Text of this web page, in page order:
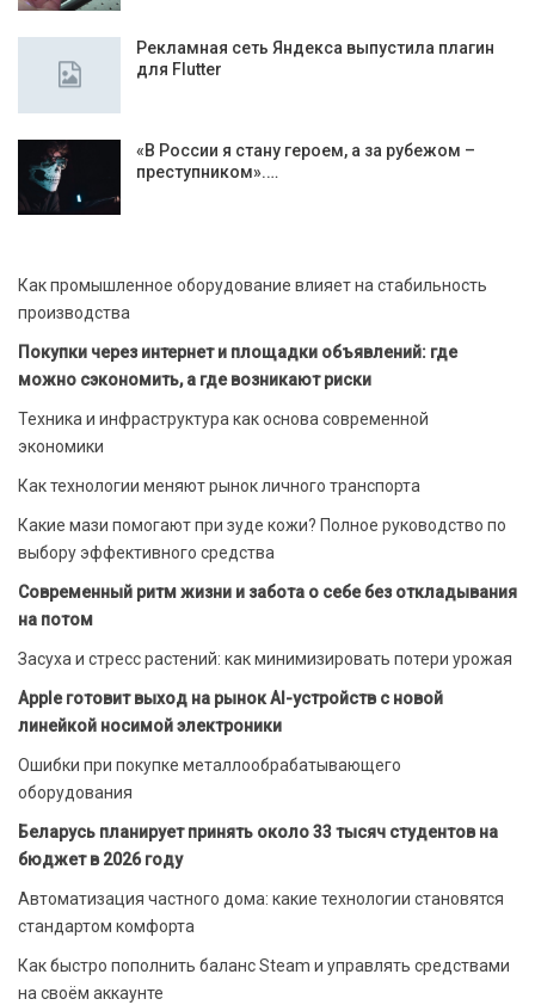
Рекламная сеть Яндекса выпустила плагин
для Flutter
«В России я стану героем, а за рубежом –
преступником».…
Как промышленное оборудование влияет на стабильность
производства
Покупки через интернет и площадки объявлений: где
можно сэкономить, а где возникают риски
Техника и инфраструктура как основа современной
экономики
Как технологии меняют рынок личного транспорта
Какие мази помогают при зуде кожи? Полное руководство по
выбору эффективного средства
Современный ритм жизни и забота о себе без откладывания
на потом
Засуха и стресс растений: как минимизировать потери урожая
Apple готовит выход на рынок AI-устройств с новой
линейкой носимой электроники
Ошибки при покупке металлообрабатывающего
оборудования
Беларусь планирует принять около 33 тысяч студентов на
бюджет в 2026 году
Автоматизация частного дома: какие технологии становятся
стандартом комфорта
Как быстро пополнить баланс Steam и управлять средствами
на своём аккаунте